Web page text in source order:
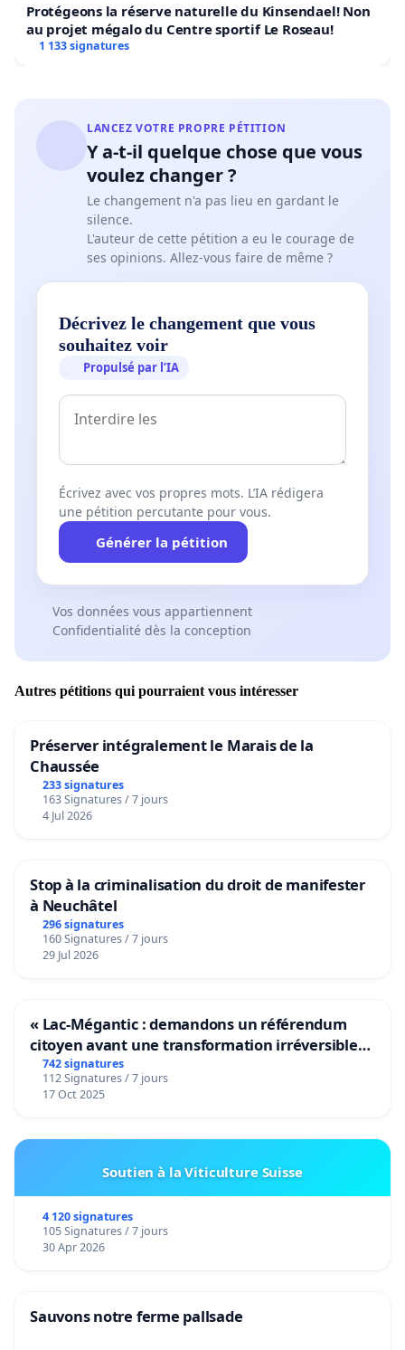
Protégeons la réserve naturelle du Kinsendael! Non
au projet mégalo du Centre sportif Le Roseau!
1 133 signatures
LANCEZ VOTRE PROPRE PÉTITION
Y a-t-il quelque chose que vous
voulez changer ?
Le changement n'a pas lieu en gardant le
silence.
L'auteur de cette pétition a eu le courage de
ses opinions. Allez-vous faire de même ?
Décrivez le changement que vous
souhaitez voir
Propulsé par l’IA
Écrivez avec vos propres mots. L’IA rédigera
une pétition percutante pour vous.
Générer la pétition
Vos données vous appartiennent
Confidentialité dès la conception
Autres pétitions qui pourraient vous intéresser
Préserver intégralement le Marais de la
Chaussée
233 signatures
163 Signatures / 7 jours
4 Jul 2026
Stop à la criminalisation du droit de manifester
à Neuchâtel
296 signatures
160 Signatures / 7 jours
29 Jul 2026
« Lac-Mégantic : demandons un référendum
citoyen avant une transformation irréversible
de notre territoire »
742 signatures
112 Signatures / 7 jours
17 Oct 2025
Soutien à la Viticulture Suisse
4 120 signatures
105 Signatures / 7 jours
30 Apr 2026
Sauvons notre ferme pallsade